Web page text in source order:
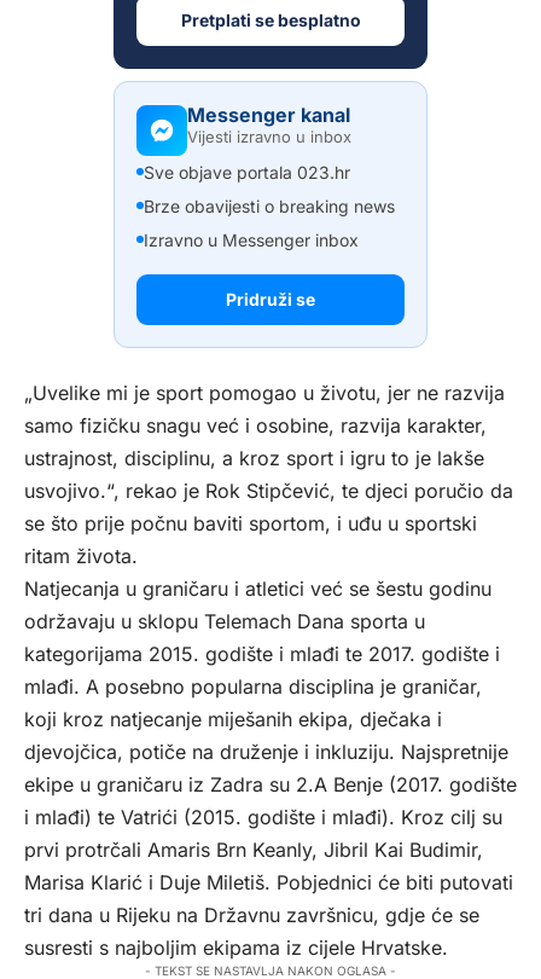
Pretplati se besplatno
Messenger kanal
Vijesti izravno u inbox
Sve objave portala 023.hr
Brze obavijesti o breaking news
Izravno u Messenger inbox
Pridruži se
„Uvelike mi je sport pomogao u životu, jer ne razvija
samo fizičku snagu već i osobine, razvija karakter,
ustrajnost, disciplinu, a kroz sport i igru to je lakše
usvojivo.“, rekao je Rok Stipčević, te djeci poručio da
se što prije počnu baviti sportom, i uđu u sportski
ritam života.
Natjecanja u graničaru i atletici već se šestu godinu
održavaju u sklopu Telemach Dana sporta u
kategorijama 2015. godište i mlađi te 2017. godište i
mlađi. A posebno popularna disciplina je graničar,
koji kroz natjecanje miješanih ekipa, dječaka i
djevojčica, potiče na druženje i inkluziju. Najspretnije
ekipe u graničaru iz Zadra su 2.A Benje (2017. godište
i mlađi) te Vatrići (2015. godište i mlađi). Kroz cilj su
prvi protrčali Amaris Brn Keanly, Jibril Kai Budimir,
Marisa Klarić i Duje Miletiš. Pobjednici će biti putovati
tri dana u Rijeku na Državnu završnicu, gdje će se
susresti s najboljim ekipama iz cijele Hrvatske.
- TEKST SE NASTAVLJA NAKON OGLASA -